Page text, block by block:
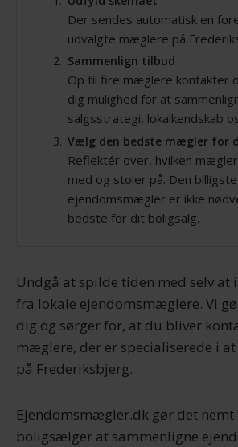
Der sendes automatisk en
udvalgte mæglere på
Sammenlign tilbud
Op til fire mæglere kontakter
dig mulighed for at
salgsstrategi, lokalkendskab
Vælg den bedste mægler for
Reflektér over, hvilken
med og stoler på. Den billigste
ejendomsmægler er ikke
bedste for dit boligsalg.
Undgå at spilde tiden med selv at
fra lokale ejendomsmæglere. Vi
dig og sørger for, at du bliver
mæglere, der er specialiserede i
på Frederiksbjerg.
Ejendomsmægler.dk gør det nemt
boligsælger at sammenligne